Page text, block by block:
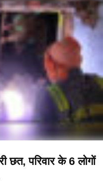
छत, परिवार के 6 लोगों